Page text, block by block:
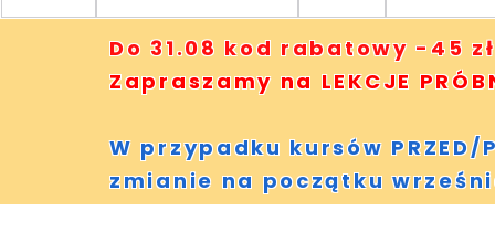
Do 31.08 kod rabatowy -45
Zapraszamy na LEKCJE
W przypadku kursów PRZED/
zmianie na początku